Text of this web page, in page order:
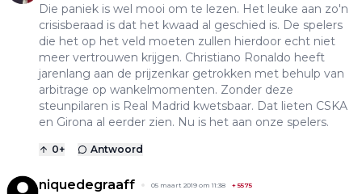
Die paniek is wel mooi om te lezen. Het leuke aan zo'n
crisisberaad is dat het kwaad al geschied is. De spelers
die het op het veld moeten zullen hierdoor echt niet
meer vertrouwen krijgen. Christiano Ronaldo heeft
jarenlang aan de prijzenkar getrokken met behulp van
arbitrage op wankelmomenten. Zonder deze
steunpilaren is Real Madrid kwetsbaar. Dat lieten CSKA
en Girona al eerder zien. Nu is het aan onze spelers.
0+ Antwoord
niquedegraaff 05 maart 2019 om 11:38 +5575